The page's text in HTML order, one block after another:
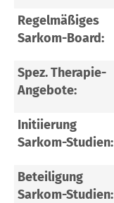
Regelmäßiges
Sarkom-Board:
Spez. Therapie-
Angebote:
Initiierung
Sarkom-Studien:
Beteiligung
Sarkom-Studien: